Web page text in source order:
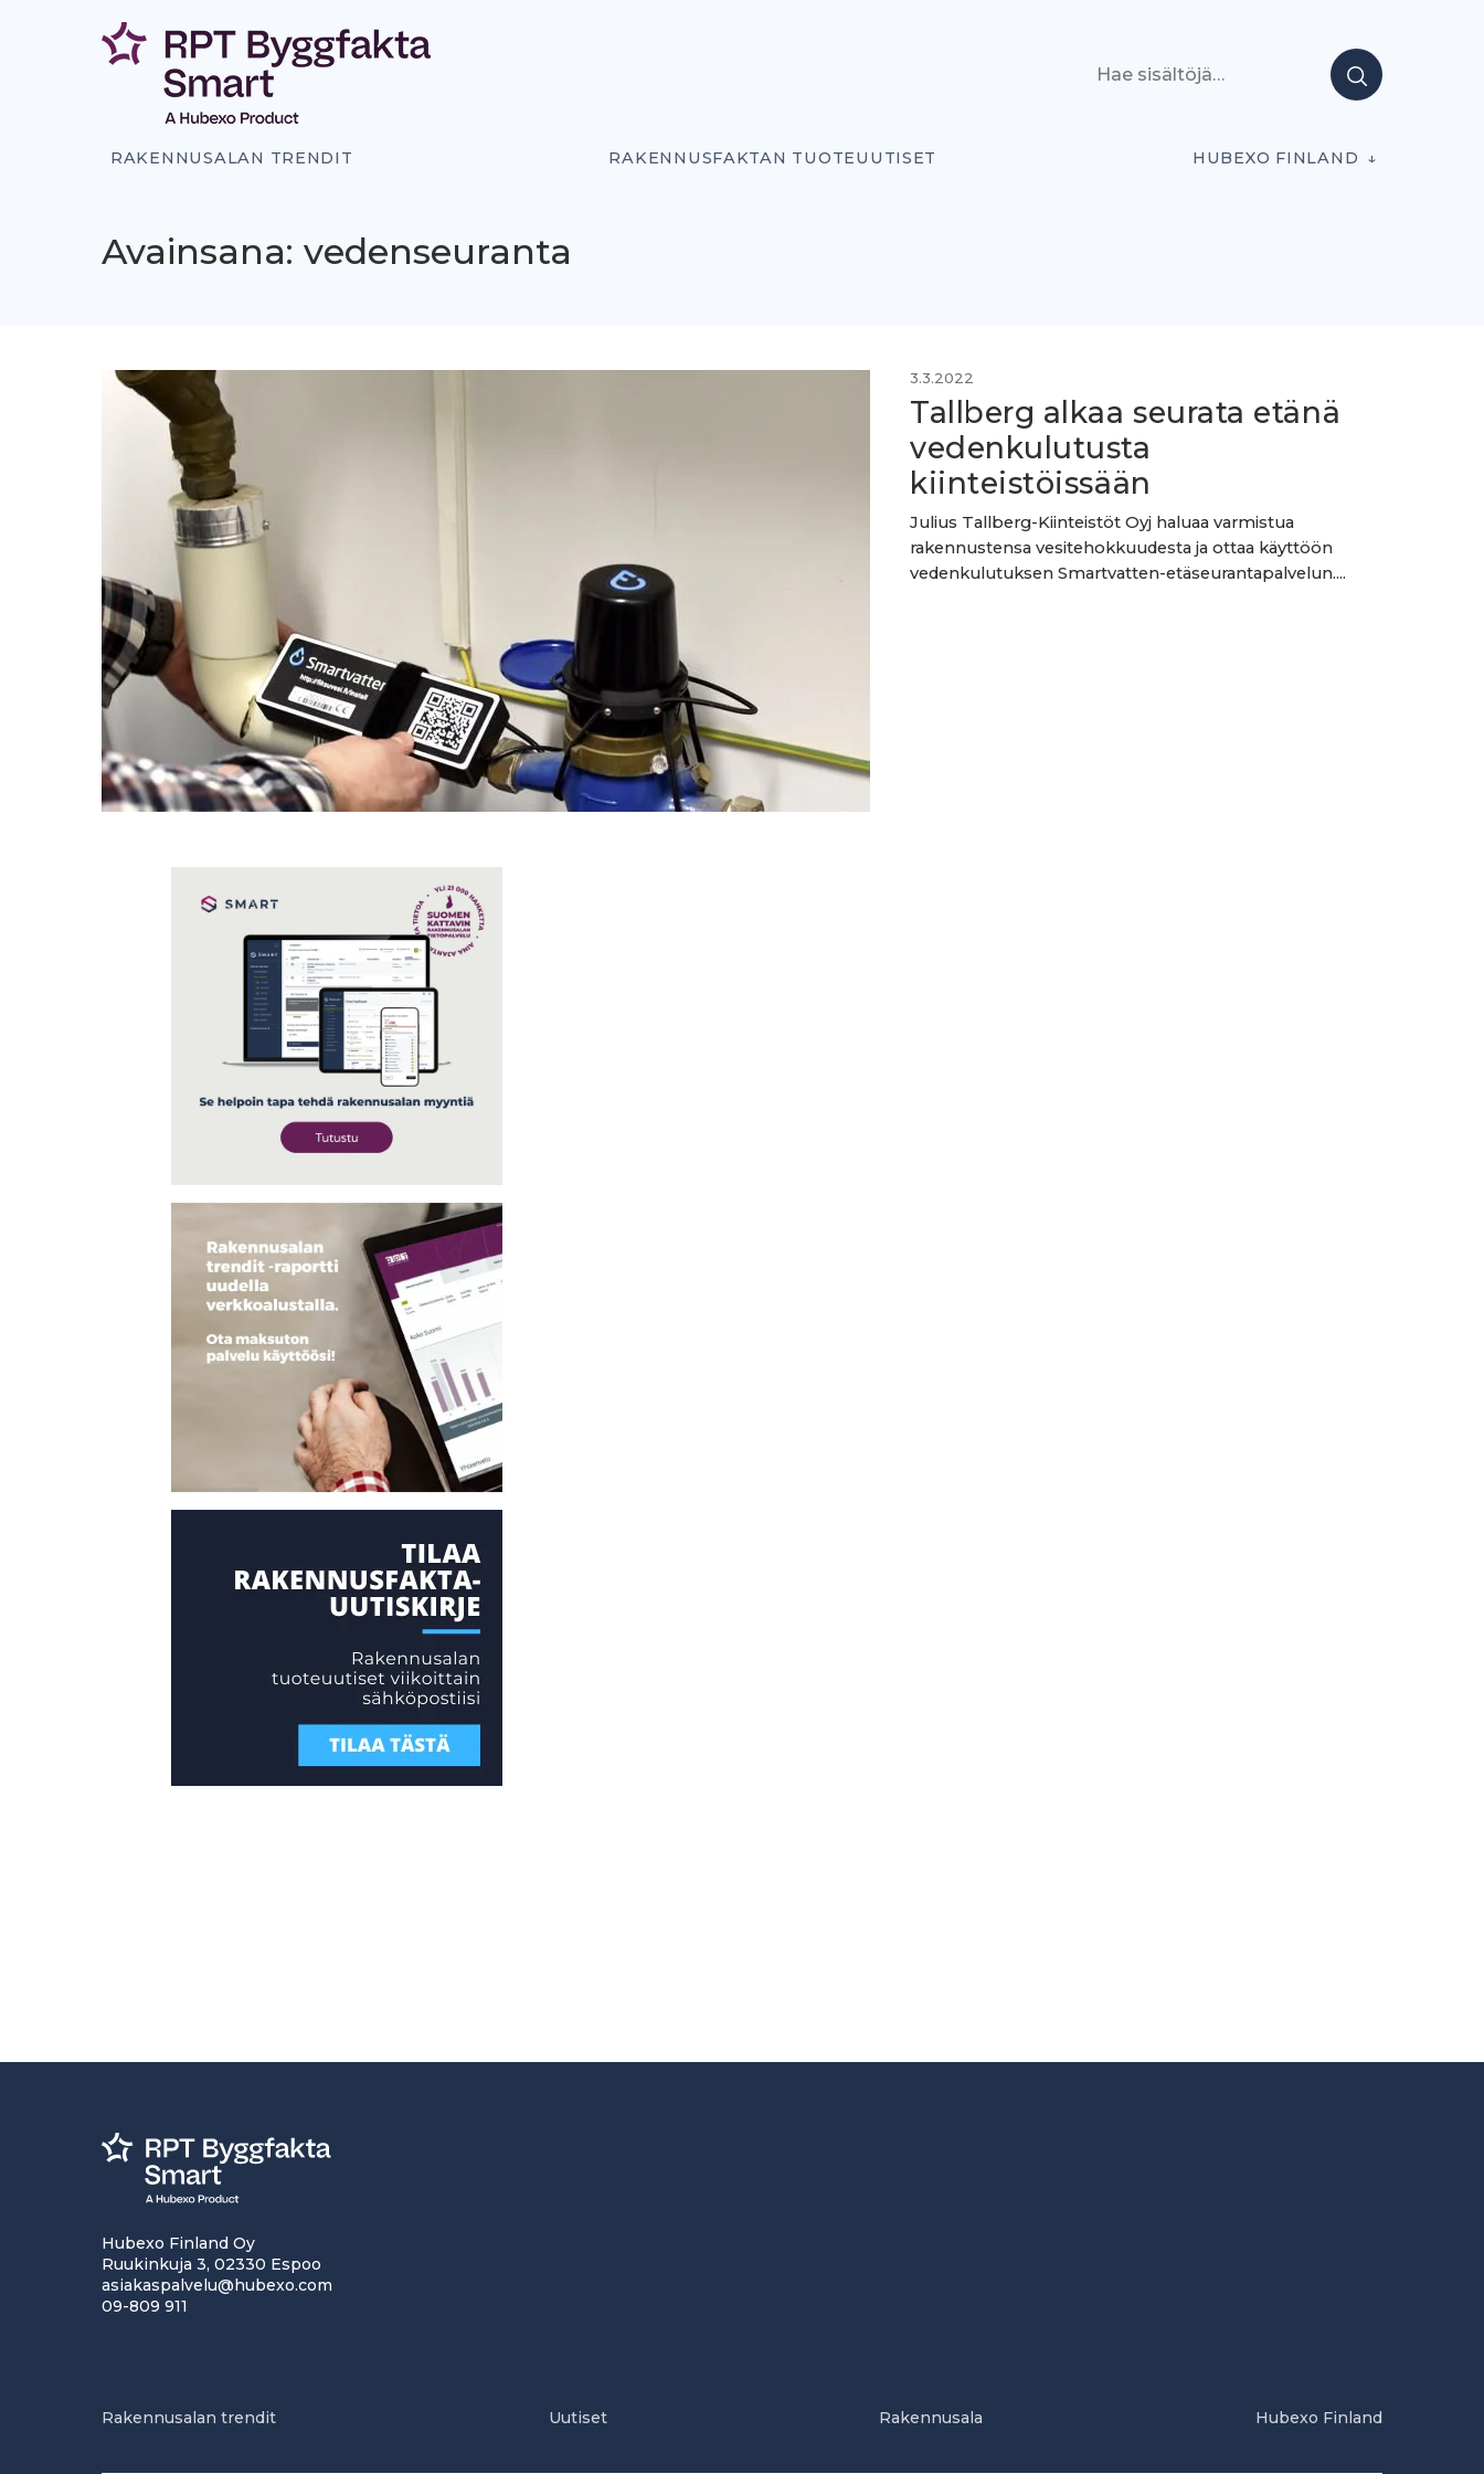
RAKENNUSALAN TRENDIT RAKENNUSFAKTAN TUOTEUUTISET HUBEXO FINLAND
Avainsana: vedenseuranta
3.3.2022
Tallberg alkaa seurata etänä
vedenkulutusta
kiinteistöissään
Julius Tallberg-Kiinteistöt Oyj haluaa varmistua
rakennustensa vesitehokkuudesta ja ottaa käyttöön
vedenkulutuksen Smartvatten-etäseurantapalvelun....
Hubexo Finland Oy
Ruukinkuja 3, 02330 Espoo
asiakaspalvelu@hubexo.com
09-809 911
Rakennusalan trendit Uutiset Rakennusala Hubexo Finland